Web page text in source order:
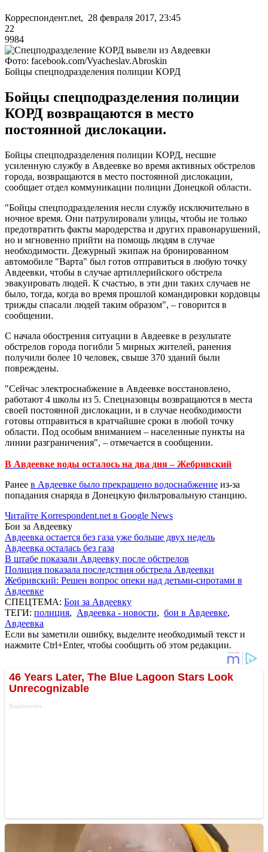
Корреспондент.net, 28 февраля 2017, 23:45
22
9984
Фото: facebook.com/Vyacheslav.Abroskin
Бойцы спецподразделения полиции КОРД
Бойцы спецподразделения полиции
КОРД возвращаются в место
постоянной дислокации.
Бойцы спецподразделения полиции КОРД, несшие
усиленную службу в Авдеевке во время активных обстрелов
города, возвращаются в место постоянной дислокации,
сообщает отдел коммуникации полиции Донецкой области.
"Бойцы спецподразделения несли службу исключительно в
ночное время. Они патрулировали улицы, чтобы не только
предотвратить факты мародерства и других правонарушений,
но и мгновенно прийти на помощь людям в случае
необходимости. Дежурный экипаж на бронированном
автомобиле "Варта" был готов отправиться в любую точку
Авдеевки, чтобы в случае артиллерийского обстрела
эвакуировать людей. К счастью, в эти дни таких случаев не
было, тогда, когда во время прошлой командировки кордовцы
трижды спасали людей таким образом", – говорится в
сообщении.
С начала обострения ситуации в Авдеевке в результате
обстрелов города погибли 5 мирных жителей, ранения
получили более 10 человек, свыше 370 зданий были
повреждены.
"Сейчас электроснабжение в Авдеевке восстановлено,
работают 4 школы из 5. Спецназовцы возвращаются в места
своей постоянной дислокации, и в случае необходимости
готовы отправиться в кратчайшие сроки в любой точку
области. Под особым вниманием – населенные пункты на
линии разграничения", – отмечается в сообщении.
В Авдеевке воды осталось на два дня – Жебривский
Ранее в Авдеевке было прекращено водоснабжение из-за
попадания снаряда в Донецкую фильтровальную станцию.
Читайте Korrespondent.net в Google News
Бои за Авдеевку
Авдеевка остается без газа уже больше двух недель
Авдеевка осталась без газа
В штабе показали Авдеевку после обстрелов
Полиция показала последствия обстрела Авдеевки
Жебривский: Решен вопрос опеки над детьми-сиротами в
Авдеевке
СПЕЦТЕМА: Бои за Авдеевку
ТЕГИ: полиция, Авдеевка - новости, бои в Авдеевке,
Авдеевка
Если вы заметили ошибку, выделите необходимый текст и
нажмите Ctrl+Enter, чтобы сообщить об этом редакции.